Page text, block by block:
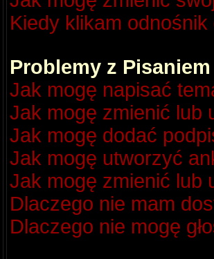
Kiedy klikam
Problemy z Pisaniem
Jak mogę napisać
Jak mogę zmienić lub
Jak mogę dodać
Jak mogę utworzyć
Jak mogę zmienić lub
Dlaczego nie mam
Dlaczego nie mogę